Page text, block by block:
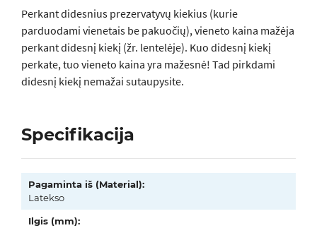
Perkant didesnius prezervatyvų kiekius (kurie
parduodami vienetais be pakuočių), vieneto kaina mažėja
perkant didesnį kiekį (žr. lentelėje). Kuo didesnį kiekį
perkate, tuo vieneto kaina yra mažesnė! Tad pirkdami
didesnį kiekį nemažai sutaupysite.
Specifikacija
Pagaminta iš (Material):
Latekso
Ilgis (mm):